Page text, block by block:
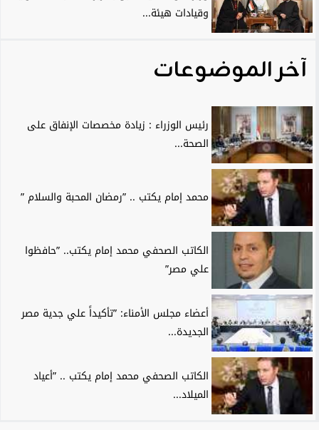
وقيادات هيئة...
آخر الموضوعات
رئيس الوزراء : زيادة مخصصات الإنفاق على
الصحة...
محمد إمام يكتب .. ”رمضان المحبة والسلام ”
الكاتب الصحفي محمد إمام يكتب.. ”حافظوا
علي مصر”
أعضاء مجلس الأمناء: ”تأكيداً علي جدية مصر
الجديدة...
الكاتب الصحفي محمد إمام يكتب .. ”أعياد
الميلاد...